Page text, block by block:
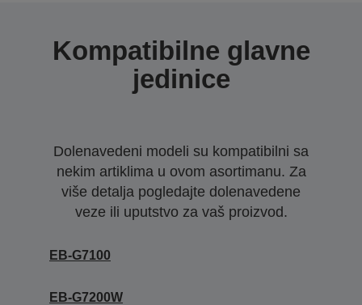
Kompatibilne glavne
jedinice
Dolenavedeni modeli su kompatibilni sa
nekim artiklima u ovom asortimanu. Za
više detalja pogledajte dolenavedene
veze ili uputstvo za vaš proizvod.
EB-G7100
EB-G7200W